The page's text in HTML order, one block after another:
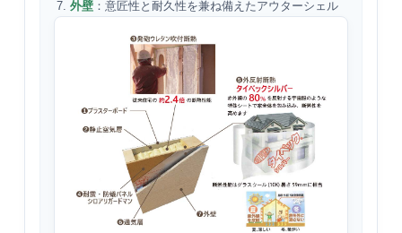
外壁 ：意匠性と耐久性を兼ね備えたアウターシェル